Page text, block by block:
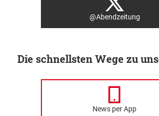
@Abendzeitung
Die schnellsten Wege zu
News per App